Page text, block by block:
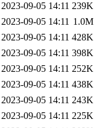
2023-09-05 14:11 239K
2023-09-05 14:11 1.0M
2023-09-05 14:11 428K
2023-09-05 14:11 398K
2023-09-05 14:11 252K
2023-09-05 14:11 438K
2023-09-05 14:11 243K
2023-09-05 14:11 225K